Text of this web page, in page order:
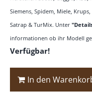
Siemens, Spidem, Miele,
Satrap & TurMix. Unter
informationen ob ihr Modell
Verfügbar!
In den